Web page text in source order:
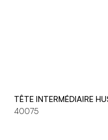
TÊTE INTERMÉDIAIRE
40075